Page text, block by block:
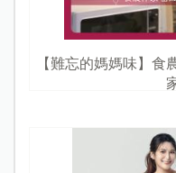
【難忘的媽媽味】